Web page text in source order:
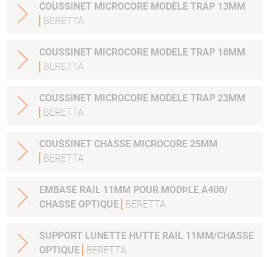
COUSSINET MICROCORE MODELE TRAP 13MM
BERETTA
COUSSINET MICROCORE MODELE TRAP 18MM
BERETTA
COUSSINET MICROCORE MODELE TRAP 23MM
BERETTA
COUSSINET CHASSE MICROCORE 25MM
BERETTA
EMBASE RAIL 11MM POUR MODÞLE A400/
CHASSE OPTIQUE
BERETTA
SUPPORT LUNETTE HUTTE RAIL 11MM/CHASSE
OPTIQUE
BERETTA